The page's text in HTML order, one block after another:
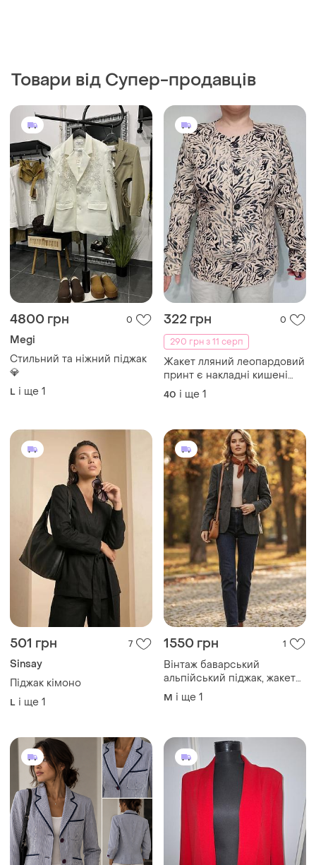
Товари від Супер-продавців
4800 грн 0
Megi
Стильний та ніжний піджак
💎
L і ще 1
322 грн
0
290 грн з 11 серп
Жакет лляний леопардовий
принт є накладні кишені
розмір m l недорого
40 і ще 1
501 грн 7
Sinsay
Піджак кімоно
L і ще 1
1550 грн 1
Вінтаж баварський
альпійський піджак, жакет
блейзер вовна
M і ще 1